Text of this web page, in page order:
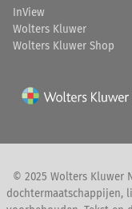
InView
Wolters Kluwer
Wolters Kluwer Shop
© 2025 Wolters Kluwer
dochtermaatschappijen,